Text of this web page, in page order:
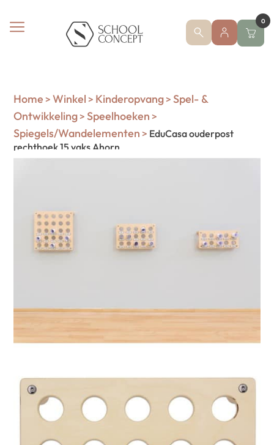
0
Home > Winkel > Kinderopvang> Spel- &
Ontwikkeling> Speelhoeken >
Spiegels/Wandelementen > EduCasa ouderpost
rechthoek 15 vaks Ahorn